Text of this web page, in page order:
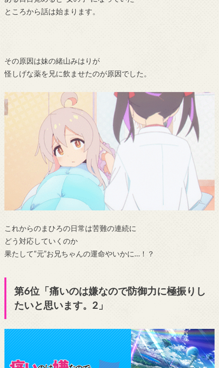
ところから話は始まります。
その原因は妹の緒山みはりが
怪しげな薬を兄に飲ませたのが原因でした。
これからのまひろの日常は苦難の連続に
どう対応していくのか
果たして“元”お兄ちゃんの運命やいかに…！？
第6位「痛いのは嫌なので防御力に極振りし
たいと思います。2」